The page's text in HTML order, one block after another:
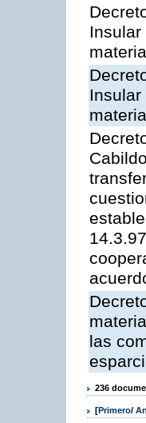
las
236
[Primero/